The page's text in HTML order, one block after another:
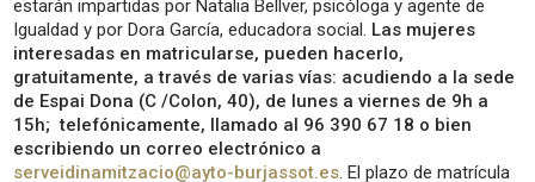
estarán impartidas por Natalia Bellver, psicóloga y agente de
Igualdad y por Dora García, educadora social. Las mujeres
interesadas en matricularse, pueden hacerlo,
gratuitamente, a través de varias vías: acudiendo a la sede
de Espai Dona (C /Colon, 40), de lunes a viernes de 9h a
15h; telefónicamente, llamado al 96 390 67 18 o bien
escribiendo un correo electrónico a
serveidinamitzacio@ayto-burjassot.es. El plazo de matrícula